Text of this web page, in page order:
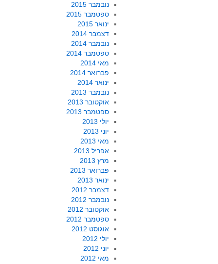
נובמבר 2015
ספטמבר 2015
ינואר 2015
דצמבר 2014
נובמבר 2014
ספטמבר 2014
מאי 2014
פברואר 2014
ינואר 2014
נובמבר 2013
אוקטובר 2013
ספטמבר 2013
יולי 2013
יוני 2013
מאי 2013
אפריל 2013
מרץ 2013
פברואר 2013
ינואר 2013
דצמבר 2012
נובמבר 2012
אוקטובר 2012
ספטמבר 2012
אוגוסט 2012
יולי 2012
יוני 2012
מאי 2012